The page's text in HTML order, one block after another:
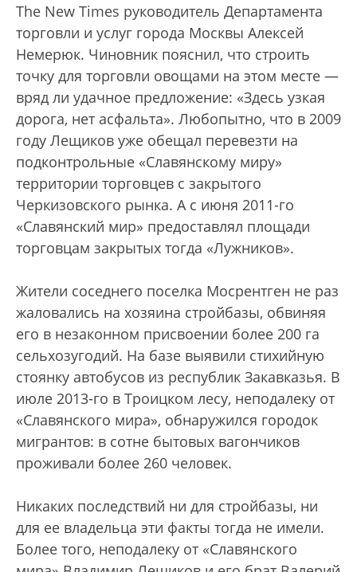
The New Times руководитель Департамента
торговли и услуг города Москвы Алексей
Немерюк. Чиновник пояснил, что строить
точку для торговли овощами на этом месте —
вряд ли удачное предложение: «Здесь узкая
дорога, нет асфальта». Любопытно, что в 2009
году Лещиков уже обещал перевезти на
подконтрольные «Славянскому миру»
территории торговцев с закрытого
Черкизовского рынка. А с июня 2011-го
«Славянский мир» предоставлял площади
торговцам закрытых тогда «Лужников».
Жители соседнего поселка Мосрентген не раз
жаловались на хозяина стройбазы, обвиняя
его в незаконном присвоении более 200 га
сельхозугодий. На базе выявили стихийную
стоянку автобусов из республик Закавказья. В
июле 2013-го в Троицком лесу, неподалеку от
«Славянского мира», обнаружился городок
мигрантов: в сотне бытовых вагончиков
проживали более 260 человек.
Никаких последствий ни для стройбазы, ни
для ее владельца эти факты тогда не имели.
Более того, неподалеку от «Славянского